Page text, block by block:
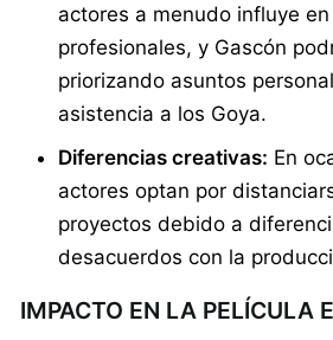
actores a menudo influye
profesionales, y Gascón
priorizando asuntos
asistencia a los Goya.
Diferencias creativas: En
actores optan por
proyectos debido a
desacuerdos con la
IMPACTO EN LA PELÍCULA